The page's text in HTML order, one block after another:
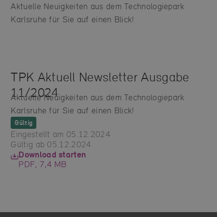
Aktuelle Neuigkeiten aus dem Technologiepark
Karlsruhe für Sie auf einen Blick!
TPK Aktuell Newsletter Ausgabe
11/2024
Aktuelle Neuigkeiten aus dem Technologiepark
Karlsruhe für Sie auf einen Blick!
Gültig
Eingestellt am 05.12.2024
Gültig ab 05.12.2024
Download starten
PDF, 7,4 MB